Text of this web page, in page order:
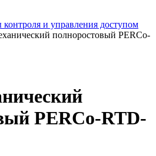
и управления доступом
полноростовый PERCo-
PERCo-RTD-